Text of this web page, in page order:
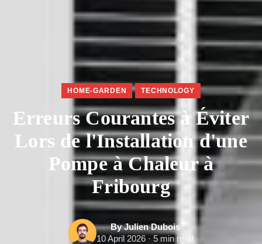
HOME-GARDEN TECHNOLOGY
Erreurs Courantes à Éviter
Lors de l'Installation d'une
Pompe à Chaleur à
Fribourg
By Julien Dubois
10 April 2026 · 5 min read